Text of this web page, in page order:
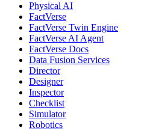
Physical AI
FactVerse
FactVerse Twin Engine
FactVerse AI Agent
FactVerse Docs
Data Fusion Services
Director
Designer
Inspector
Checklist
Simulator
Robotics